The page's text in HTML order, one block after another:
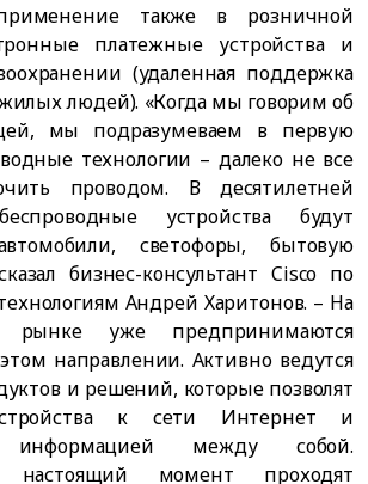
также в розничной
платежные устройства и
(удаленная поддержка
людей). «Когда мы говорим об
мы подразумеваем в первую
технологии – далеко не все
проводом. В десятилетней
устройства будут
светофоры, бытовую
бизнес-консультант Cisco по
Андрей Харитонов. – На
рынке уже предпринимаются
направлении. Активно ведутся
и решений, которые позволят
к сети Интернет и
информацией между собой.
момент проходят